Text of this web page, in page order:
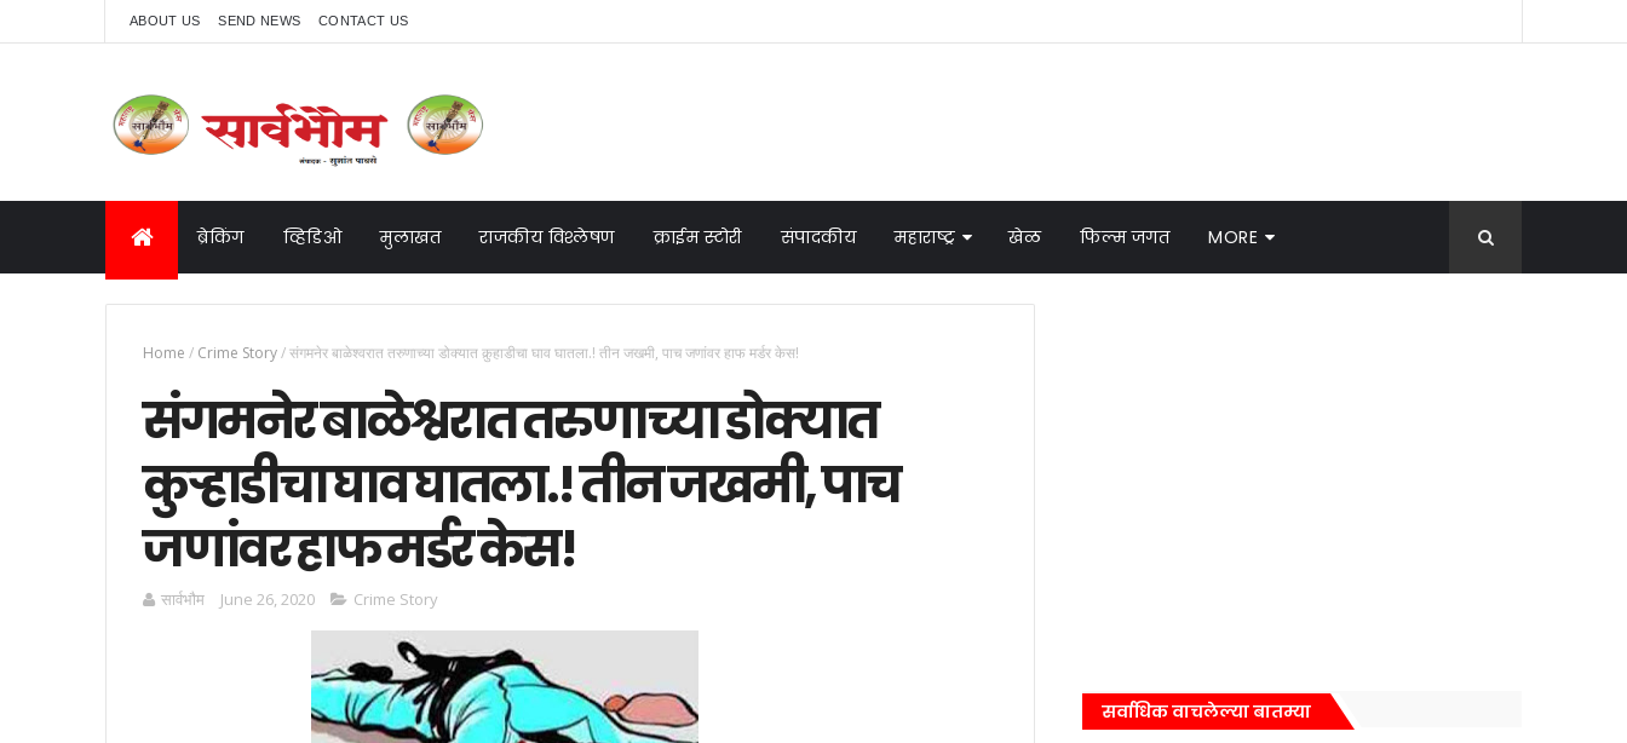
ABOUT US SEND NEWS CONTACT US
ब्रेकिंग व्हिडिओ मुलाखत राजकीय विश्लेषण क्राईम स्टोरी संपादकीय महाराष्ट्र खेळ फिल्म जगत MORE
Home / Crime Story/संगमनेर बाळेश्वरात तरुणाच्या डोक्यात कुर्‍हाडीचा घाव घातला.! तीन जखमी, पाच जणांवर हाफ मर्डर केस!
संगमनेर बाळेश्वरात तरुणाच्या डोक्यात
कुर्‍हाडीचा घाव घातला.! तीन जखमी, पाच
जणांवर हाफ मर्डर केस!
सार्वभाैम June 26, 2020 Crime Story
सर्वाधिक वाचलेल्या बातम्या